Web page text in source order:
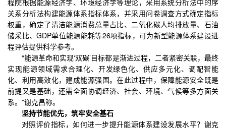
程院根据能源经济学、环境经济学等理论，采用系统分析法中的序
关系分析法构建能源体系指标体系，并采用问卷调查方式确定指标
权重，确定了清洁能源消费总量占比、二氧化碳人均排放量、石油
储采比、GDP单位能源能耗等26项指标，可为新型能源体系建设进
程评估提供科学参考。
“能源革命和实现‘双碳’目标都是渐进过程，二者紧密关联，最终
实现能源领域需求合理化、开发绿色化、供应多元化、调配智能
化、利用高效化，建成能源强国。在此过程中，保障能源安全既是
前提又是基础，还需全面协调经济、社会、环境、气候等多方面关
系。”谢克昌称。
坚持节能优先，筑牢安全基石
对照评价指标，如何进一步提升能源体系建设发展水平？谢克